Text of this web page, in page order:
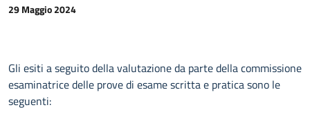
29 Maggio 2024
Gli esiti a seguito della valutazione da parte della commissione
esaminatrice delle prove di esame scritta e pratica sono le
seguenti: